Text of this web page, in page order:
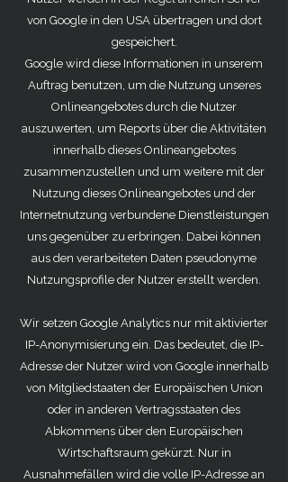
von Google in den USA übertragen und dort
gespeichert.
Google wird diese Informationen in unserem
Auftrag benutzen, um die Nutzung unseres
Onlineangebotes durch die Nutzer
auszuwerten, um Reports über die Aktivitäten
innerhalb dieses Onlineangebotes
zusammenzustellen und um weitere mit der
Nutzung dieses Onlineangebotes und der
Internetnutzung verbundene Dienstleistungen
uns gegenüber zu erbringen. Dabei können
aus den verarbeiteten Daten pseudonyme
Nutzungsprofile der Nutzer erstellt werden.
Wir setzen Google Analytics nur mit aktivierter
IP-Anonymisierung ein. Das bedeutet, die IP-
Adresse der Nutzer wird von Google innerhalb
von Mitgliedstaaten der Europäischen Union
oder in anderen Vertragsstaaten des
Abkommens über den Europäischen
Wirtschaftsraum gekürzt. Nur in
Ausnahmefällen wird die volle IP-Adresse an